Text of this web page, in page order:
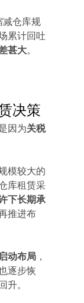
仓库规
累计回吐
甚大。
决策
因为关税
模较大的
库租赁采
下长期承
推进布
动布局，
逐步恢
升。